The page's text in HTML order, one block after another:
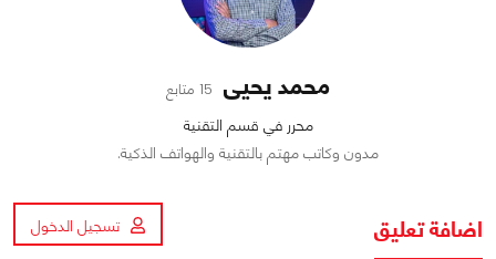
محمد يحيى 15 متابع
محرر في قسم التقنية
مدون وكاتب مهتم بالتقنية والهواتف الذكية.
اضافة تعليق تسجيل الدخول